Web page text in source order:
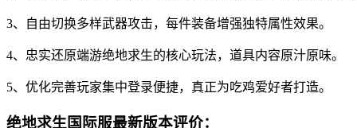
3、自由切换多样武器攻击，每件装备增强独特属性效果。
4、忠实还原端游绝地求生的核心玩法，道具内容原汁原味。
5、优化完善玩家集中登录便捷，真正为吃鸡爱好者打造。
绝地求生国际服最新版本评价：